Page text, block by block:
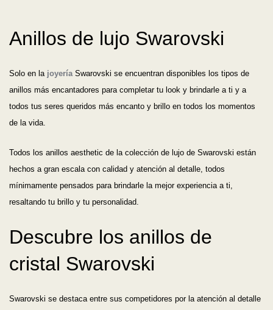
Anillos de lujo Swarovski
Solo en la joyeríaSwarovski se encuentran disponibles los tipos de
anillos más encantadores para completar tu look y brindarle a ti y a
todos tus seres queridos más encanto y brillo en todos los momentos
de la vida.
Todos los anillos aesthetic de la colección de lujo de Swarovski están
hechos a gran escala con calidad y atención al detalle, todos
mínimamente pensados para brindarle la mejor experiencia a ti,
resaltando tu brillo y tu personalidad.
Descubre los anillos de
cristal Swarovski
Swarovski se destaca entre sus competidores por la atención al detalle